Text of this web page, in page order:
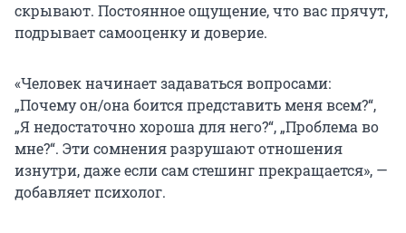
скрывают. Постоянное ощущение, что вас прячут,
подрывает самооценку и доверие.
«Человек начинает задаваться вопросами:
„Почему он/она боится представить меня всем?“,
„Я недостаточно хороша для него?“, „Проблема во
мне?“. Эти сомнения разрушают отношения
изнутри, даже если сам стешинг прекращается», —
добавляет психолог.